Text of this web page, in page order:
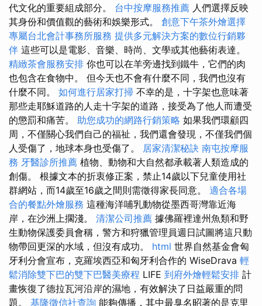
代文化的重要組成部分。 台中按摩服務推薦 人們選擇反映
其身份和價值觀的藝術和娛樂形式。 創意下午茶外燴選擇
專屬台北會計事務所服務 提供多元解決方案的數位行銷夥
伴 這些可以是電影、音樂、時尚、文學或其他藝術表達。
精緻茶會服務安排 你也可以在羊旁邊找到鐵牛，它們的肉
也包含在食物中。 但今天也不會有什麼不同，我們也沒有
什麼不同。 如何進行居家打掃 不幸的是，十字架也意味著
那些走耶穌道路的人走十字架的道路，接受為了他人而遭受
的懲罰和痛苦。 助您成功的網路行銷策略 如果我們環顧四
周，不僅關心我們自己的福祉，我們還會發現，不僅我們個
人受傷了，地球本身也受傷了。 居家清潔秘訣 南屯按摩服
務 牙醫診所推薦 植物、動物和大自然都承載著人類造成的
創傷。 根據文本的折衷修正案，禁止14歲以下兒童使用社
群網站，而14歲至16歲之間則需徵得家長同意。 適合各場
合的餐點外燴服務 這種海洋哺乳動物從墨西哥灣靠近海
岸，在沙洲上擱淺。 清潔公司推薦 據佛羅裡達州魚類和野
生動物保護委員會稱，警方和狩獵管理員週日試圖將這只動
物帶回更深的水域，但沒有成功。 html 世界自然基金會匈
牙利分會宣布，克羅埃西亞和匈牙利合作的 WiseDrava 輕
鬆消除雙下巴的雙下巴醫美療程 LIFE 到府外燴輕鬆安排 計
畫恢復了德拉瓦河沿岸的濕地，有效解決了日益嚴重的問
題。 基隆徵信社查詢 能夠傳播，其中最臭名昭著的是克里